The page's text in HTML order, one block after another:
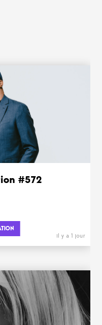
?
#572
il y a 1 jour